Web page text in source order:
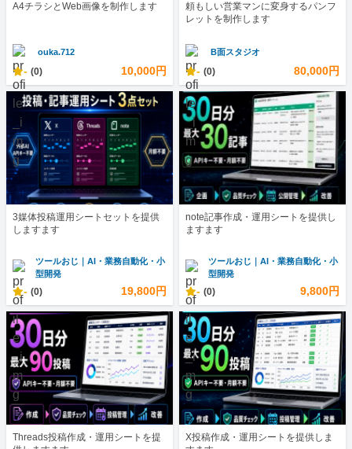
A4チラシとWeb画像を制作します
ouka.712
- (0) 10,000円
頼もしい営業マンに変身するパンフ
レットを制作します
B面スタジオ
- (0) 80,000円
3媒体投稿運用シートセットを提供
しますます
ツールおじ｜AI・業務自動化・小
型開発
- (0) 19,800円
note記事作成・運用シートを提供し
ますます
ツールおじ｜AI・業務自動化・小
型開発
- (0) 9,800円
Threads投稿作成・運用シートを提
X投稿作成・運用シートを提供しま